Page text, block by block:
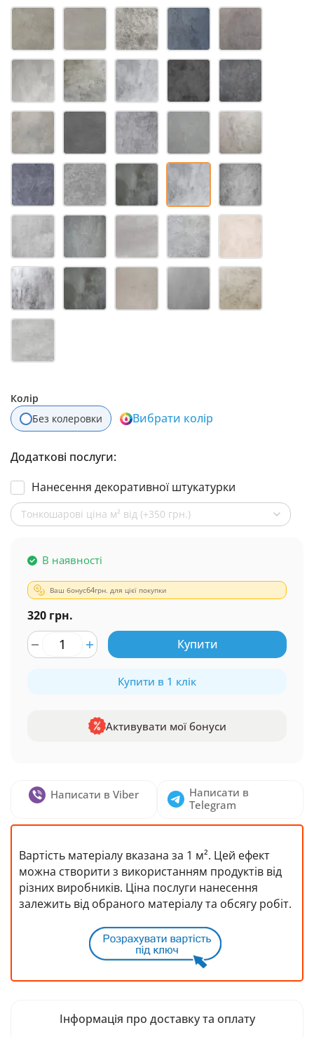
Колір
Без колеровки
Вибрати колір
Додаткові послуги:
Нанесення декоративної штукатурки
Тонкошарові ціна м² від (+350 грн.)
В наявності
Ваш бонус64грн. для цієї покупки
320 грн.
Купити
Купити в 1 клік
Активувати мої бонуси
Написати в Viber
Написати в
Telegram
Вартість матеріалу вказана за 1 м². Цей ефект
можна створити з використанням продуктів від
різних виробників. Ціна послуги нанесення
залежить від обраного матеріалу та обсягу робіт.
Інформація про доставку та оплату